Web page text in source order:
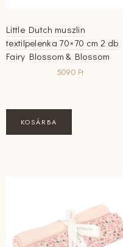
Little Dutch muszlin
textilpelenka 70×70 cm 2 db
Fairy Blossom & Blossom
5090 Ft
KOSÁRBA